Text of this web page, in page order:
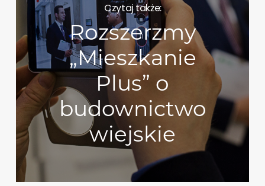
Czytaj także:
Rozszerzmy
„Mieszkanie
Plus” o
budownictwo
wiejskie